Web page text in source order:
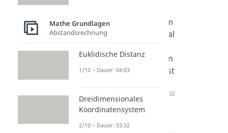
Ziegenpr
oblem
Euklidisc
Dauer: 04:03
Dreidim
ensional
Koordin
atensyst
Dauer: 03:32
Mathe Grundlagen
Abstandsrechnung
Euklidische Distanz
1/10 – Dauer: 04:03
Dreidimensionales
Koordinatensystem
2/10 – Dauer: 03:32